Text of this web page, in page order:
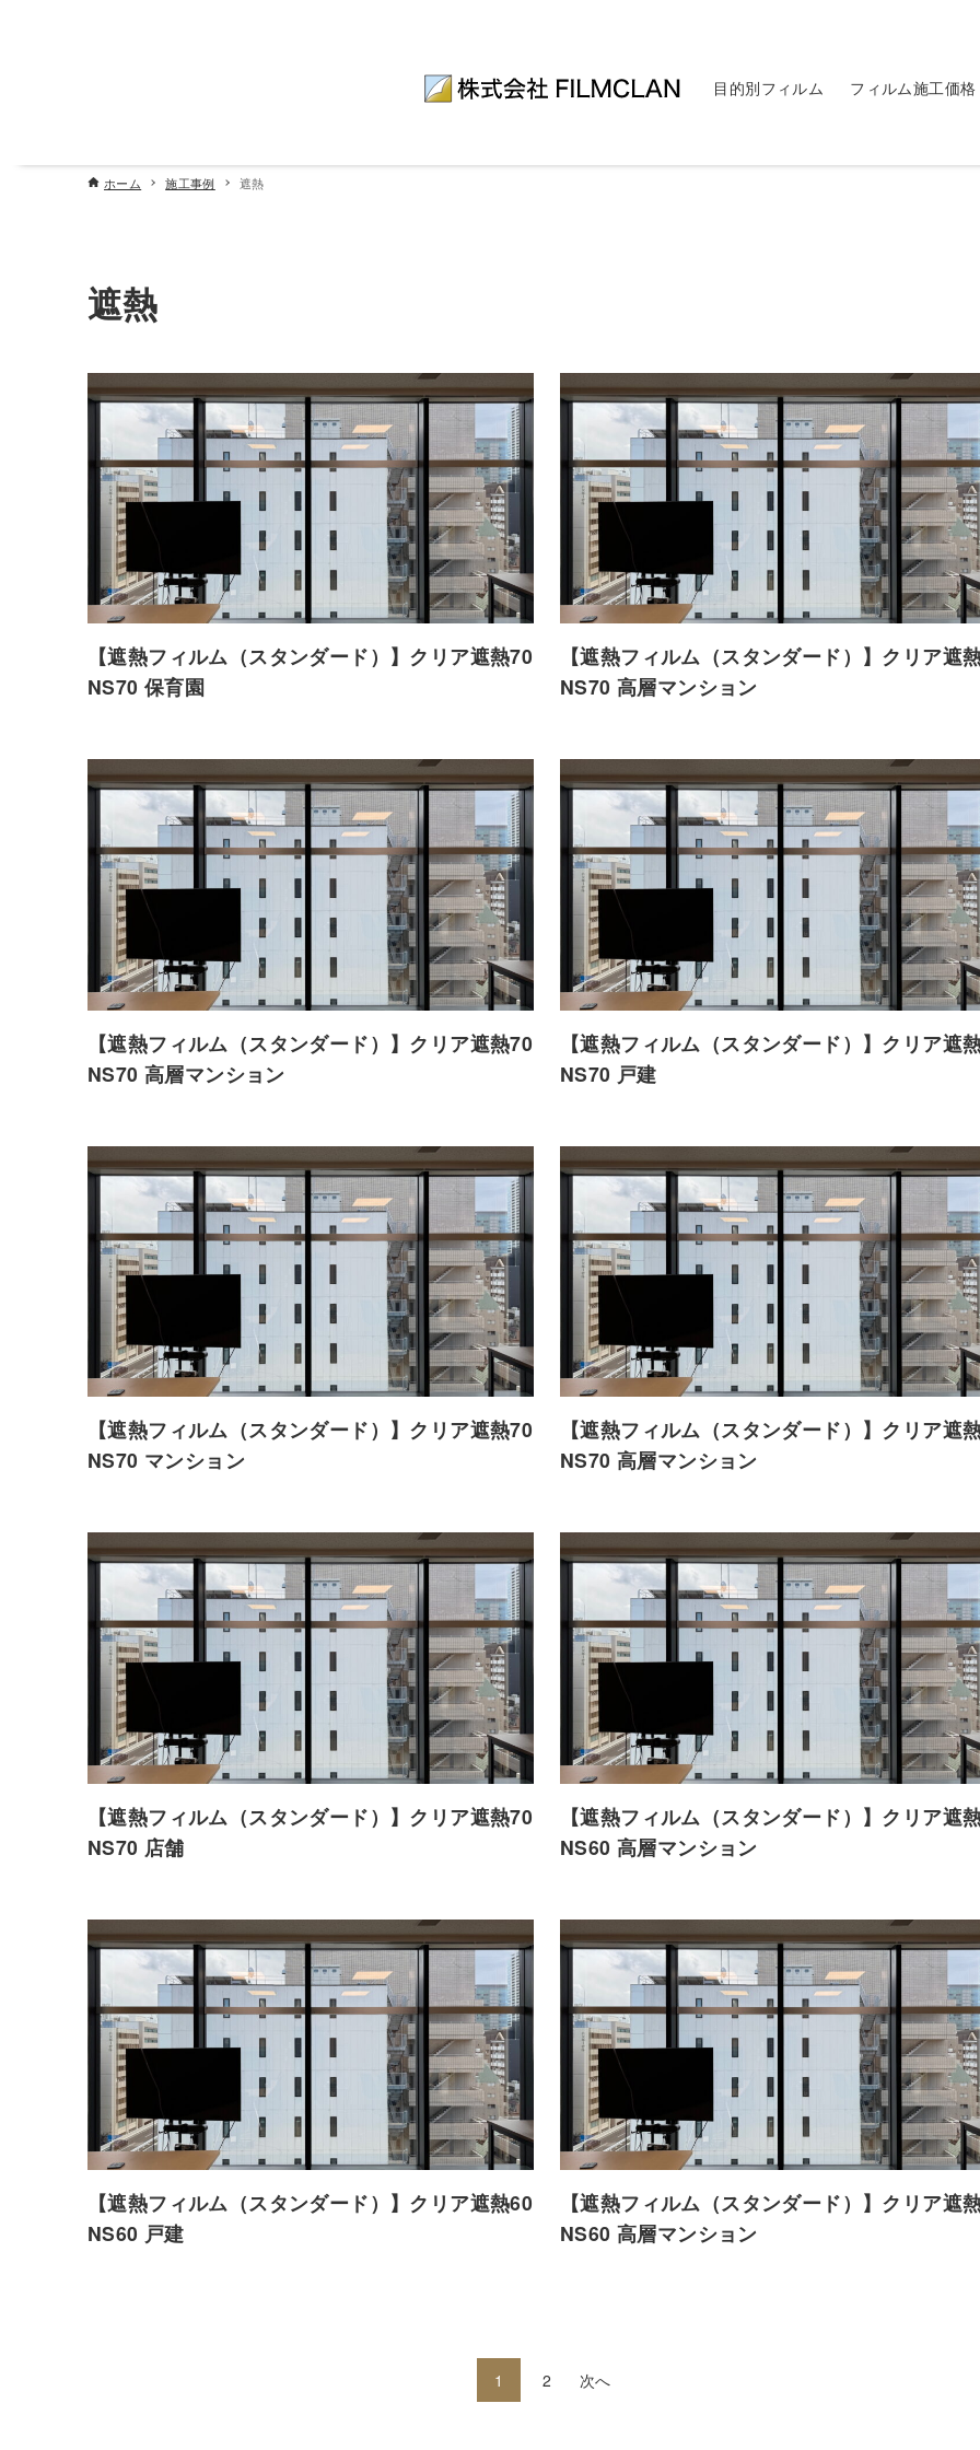
目的別フィルム フィルム施工価格
ホーム 施工事例 遮熱
遮熱
【遮熱フィルム（スタンダード）】クリア遮熱70
NS70 保育園
【遮熱フィルム（スタンダード）】クリア遮
NS70 高層マンション
【遮熱フィルム（スタンダード）】クリア遮熱70
NS70 高層マンション
【遮熱フィルム（スタンダード）】クリア遮
NS70 戸建
【遮熱フィルム（スタンダード）】クリア遮熱70
NS70 マンション
【遮熱フィルム（スタンダード）】クリア遮
NS70 高層マンション
【遮熱フィルム（スタンダード）】クリア遮熱70
NS70 店舗
【遮熱フィルム（スタンダード）】クリア遮
NS60 高層マンション
【遮熱フィルム（スタンダード）】クリア遮熱60
NS60 戸建
【遮熱フィルム（スタンダード）】クリア遮
NS60 高層マンション
1 2 次へ